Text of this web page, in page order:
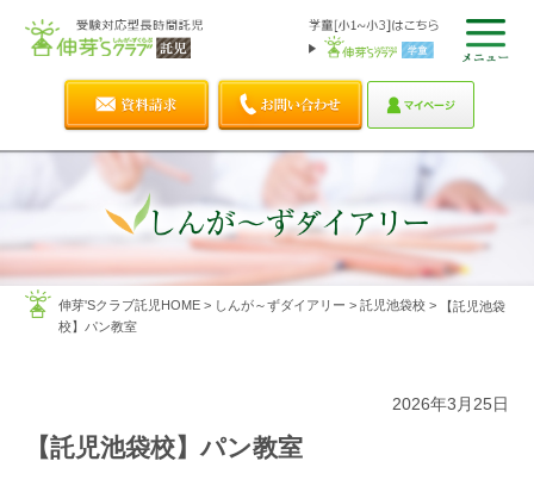
伸芽'Sクラブ託児HOME> しんが～ずダイアリー > 託児池袋校>
【託児池袋
校】パン教室
2026年3月25日
【託児池袋校】パン教室